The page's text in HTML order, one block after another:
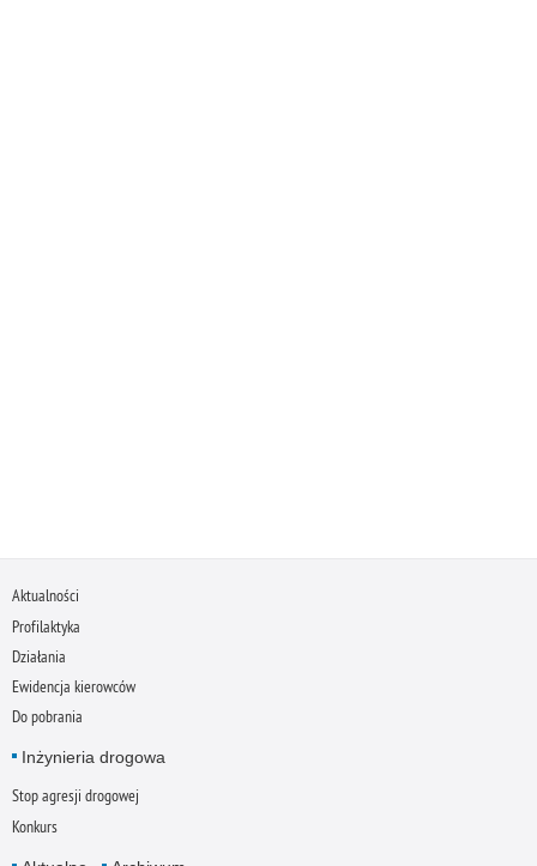
Aktualności
Profilaktyka
Działania
Ewidencja kierowców
Do pobrania
Inżynieria drogowa
Stop agresji drogowej
Konkurs